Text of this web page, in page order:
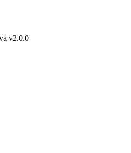
v2.0.0